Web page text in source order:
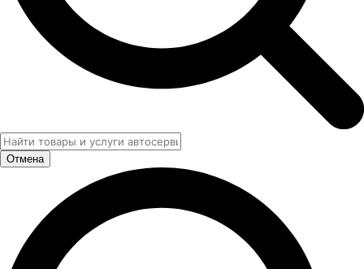
Отмена